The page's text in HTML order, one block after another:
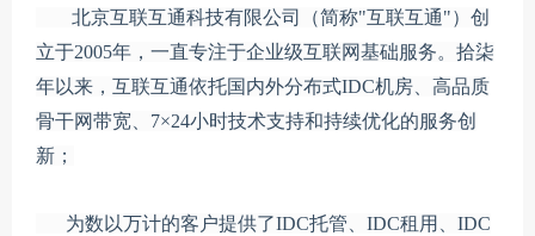
北京互联互通科技有限公司（简称"互联互通"）创
立于2005年，一直专注于企业级互联网基础服务。拾柒
年以来，互联互通依托国内外分布式IDC机房、高品质
骨干网带宽、7×24小时技术支持和持续优化的服务创
新；
为数以万计的客户提供了IDC托管、IDC租用、IDC